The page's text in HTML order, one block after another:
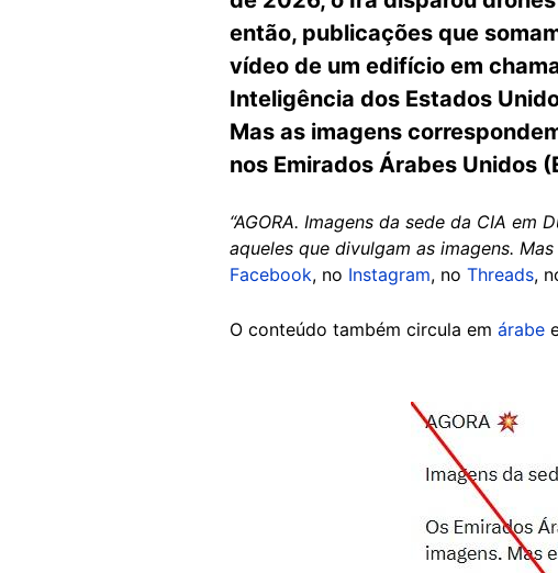
então, publicações que
vídeo de um edifício em
Inteligência dos Estados
Mas as imagens
nos Emirados Árabes Unidos
“AGORA. Imagens da sede da CIA
aqueles que divulgam as imagens.
Facebook, no Instagram, no Threads,
O conteúdo também circula em árabe